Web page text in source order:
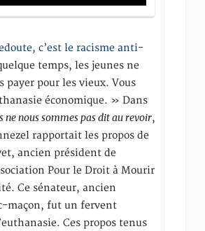
c’est le racisme anti-
temps, les jeunes ne
payer pour les vieux. Vous
économique. » Dans
ne nous sommes pas dit au revoir,
rapportait les propos de
ancien président de
Pour le Droit à Mourir
Ce sénateur, ancien
maçon, fut un fervent
Ces propos tenus